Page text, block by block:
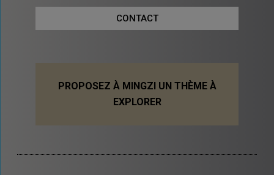
CONTACT
PROPOSEZ À MINGZI UN THÈME À
EXPLORER